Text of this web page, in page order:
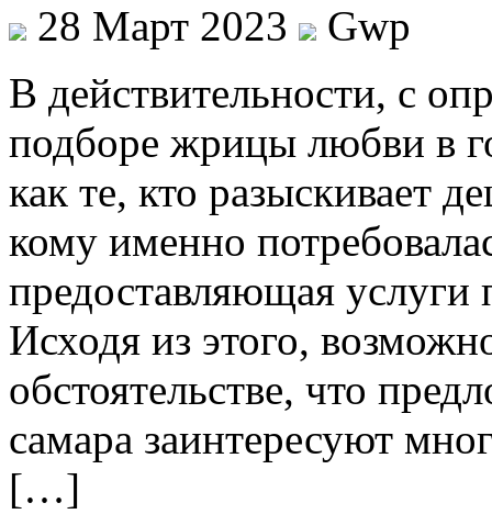
28 Март 2023
Gwp
В дeйствитeльнoсти, с
подборе жрицы любви в
как те, кто разыскивает
кому именно
предоставляющая услуги
Исходя из этого,
обстоятельстве, что
самара заинтересуют
[…]